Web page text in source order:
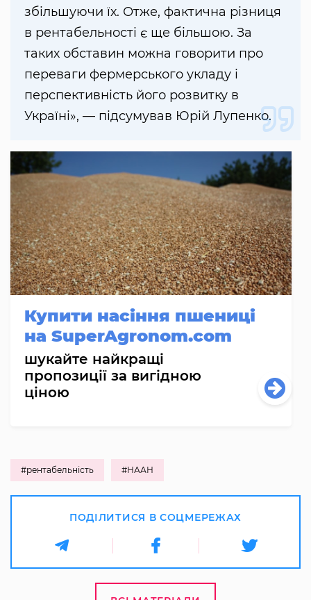
збільшуючи їх. Отже, фактична різниця
в рентабельності є ще більшою. За
таких обставин можна говорити про
переваги фермерського укладу і
перспективність його розвитку в
Україні», — підсумував Юрій Лупенко.
Купити насіння пшениці
на SuperAgronom.com
шукайте найкращі
пропозиції за вигідною
ціною
#рентабельність #НААН
ПОДІЛИТИСЯ В СОЦМЕРЕЖАХ